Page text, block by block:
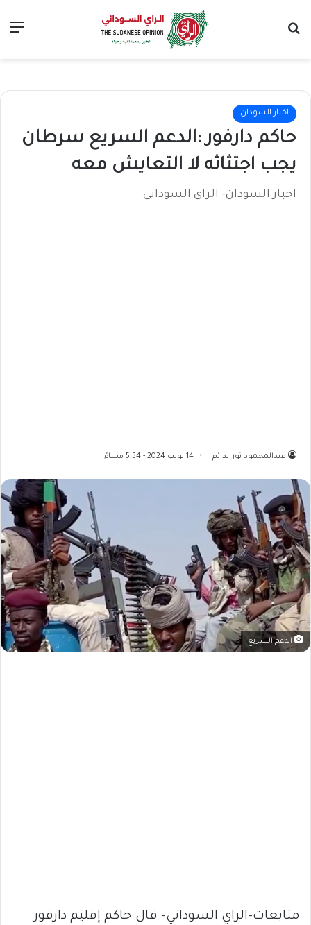
اخبار السودان
حاكم دارفور :الدعم السريع سرطان
يجب اجتثاثه لا التعايش معه
اخبار السودان- الراي السوداني
عبدالمحمود نورالدائم 14 يوليو 2024 - 5:34 مساءً
الدعم السريع
متابعات-الراي السوداني- قال حاكم إقليم دارفور